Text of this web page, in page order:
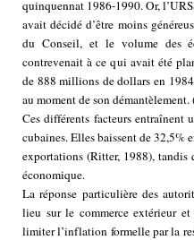
quinquennat 1986-1990. Or,
avait décidé d’être moins
du Conseil, et le volume des
contrevenait à ce qui avait été
de 888 millions de dollars en
au moment de son
Ces différents facteurs entraînent
cubaines. Elles baissent de 32,5%
exportations (Ritter, 1988), tandis
économique.
La réponse particulière des
lieu sur le commerce extérieur
limiter l’inflation formelle par la